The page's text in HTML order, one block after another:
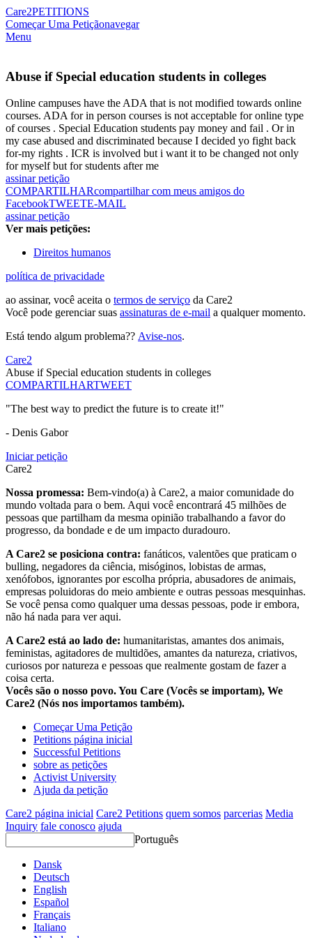
Care2PETITIONS
Começar Uma Petiçãonavegar
Menu
Abuse if Special education students in colleges
Online campuses have the ADA that is not modified towards online
courses. ADA for in person courses is not acceptable for online type
of courses . Special Education students pay money and fail . Or in
my case abused and discriminated because I decided yo fight back
for-my rights . ICR is involved but i want it to be changed not only
for myself but for students after me
assinar petição
COMPARTILHARcompartilhar com meus amigos do
FacebookTWEETE-MAIL
assinar petição
Ver mais petições:
Direitos humanos
política de privacidade
ao assinar, você aceita o termos de serviço da Care2
Você pode gerenciar suas assinaturas de e-mail a qualquer momento.
Está tendo algum problema?? Avise-nos.
Care2
Abuse if Special education students in colleges
COMPARTILHARTWEET
"The best way to predict the future is to create it!"
- Denis Gabor
Iniciar petição
Care2
Nossa promessa: Bem-vindo(a) à Care2, a maior comunidade do
mundo voltada para o bem. Aqui você encontrará 45 milhões de
pessoas que partilham da mesma opinião trabalhando a favor do
progresso, da bondade e de um impacto duradouro.
A Care2 se posiciona contra: fanáticos, valentões que praticam o
bulling, negadores da ciência, misóginos, lobistas de armas,
xenófobos, ignorantes por escolha própria, abusadores de animais,
empresas poluidoras do meio ambiente e outras pessoas mesquinhas.
Se você pensa como qualquer uma dessas pessoas, pode ir embora,
não há nada para ver aqui.
A Care2 está ao lado de: humanitaristas, amantes dos animais,
feministas, agitadores de multidões, amantes da natureza, criativos,
curiosos por natureza e pessoas que realmente gostam de fazer a
coisa certa.
Vocês são o nosso povo. You Care (Vocês se importam), We
Care2 (Nós nos importamos também).
Começar Uma Petição
Petitions página inicial
Successful Petitions
sobre as petições
Activist University
Ajuda da petição
Care2 página inicial Care2 Petitions quem somos parcerias Media
Inquiry fale conosco ajuda
Português
Dansk
Deutsch
English
Español
Français
Italiano